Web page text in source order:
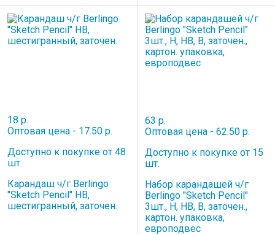
18 р.
Оптовая цена - 17.50 р.
Доступно к покупке от 48
шт.
Карандаш ч/г Berlingo
"Sketch Pencil" HB,
шестигранный, заточен.
63 р.
Оптовая цена - 62.50 р.
Доступно к покупке от 15
шт.
Набор карандашей ч/г
Berlingo "Sketch Pencil"
3шт., H, HB, B, заточен.,
картон. упаковка,
европодвес